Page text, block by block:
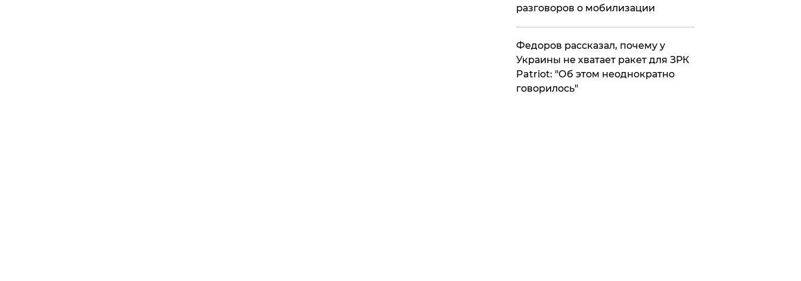
разговоров о мобилизации
Федоров рассказал, почему у
Украины не хватает ракет для ЗРК
Patriot: "Об этом неоднократно
говорилось"